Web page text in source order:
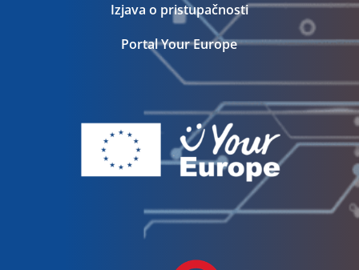
Izjava o pristupačnosti
Portal Your Europe